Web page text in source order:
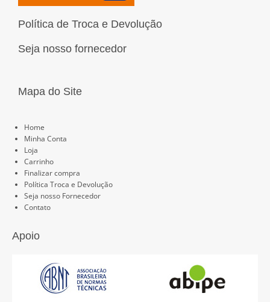
Política de Troca e Devolução
Seja nosso fornecedor
Mapa do Site
Home
Minha Conta
Loja
Carrinho
Finalizar compra
Política Troca e Devolução
Seja nosso Fornecedor
Contato
Apoio